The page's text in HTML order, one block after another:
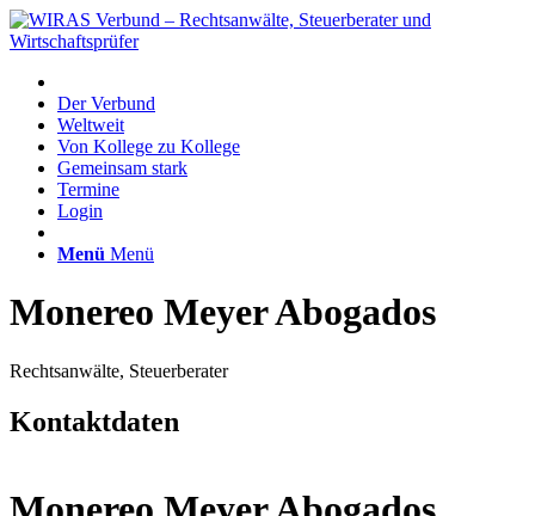
Der Verbund
Weltweit
Von Kollege zu Kollege
Gemeinsam stark
Termine
Login
Menü Menü
Monereo Meyer Abogados
Rechtsanwälte, Steuerberater
Kontaktdaten